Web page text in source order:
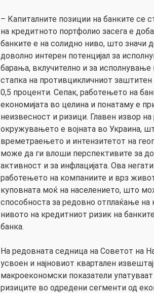
– Капиталните позиции на банките се
на кредитното портфолио засега е
банките е на солидно ниво, што значи
доволно интерен потенцијал за
барања, вклучително и за
стапка на противцикличниот заштитен
0,5 проценти. Сепак, работењето на
економијата во целина и понатаму е
неизвесност и ризици. Главен извор
окружувањето е војната во Украина,
времетраењето и интензитетот на
може да ги влоши перспективите за
активност и за инфлацијата. Ова
работењето на компаниите и врз
куповната моќ на населението, што
способноста за редовно отплаќање на
нивото на кредитниот ризик на
банка.
На редовната седница на Советот на
усвоен и најновиот квартален
макроекономски показатели
ризиците во одредени сегменти од